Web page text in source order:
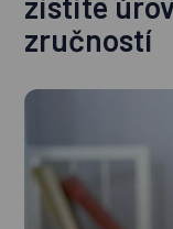
zručností